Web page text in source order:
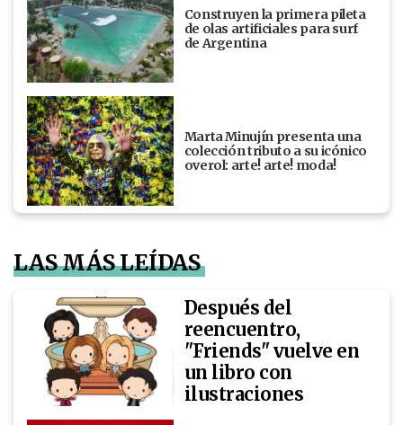
Construyen la primera pileta
de olas artificiales para surf
de Argentina
Marta Minujín presenta una
colección tributo a su icónico
overol: arte! arte! moda!
LAS MÁS LEÍDAS
Después del
reencuentro,
"Friends" vuelve en
un libro con
ilustraciones